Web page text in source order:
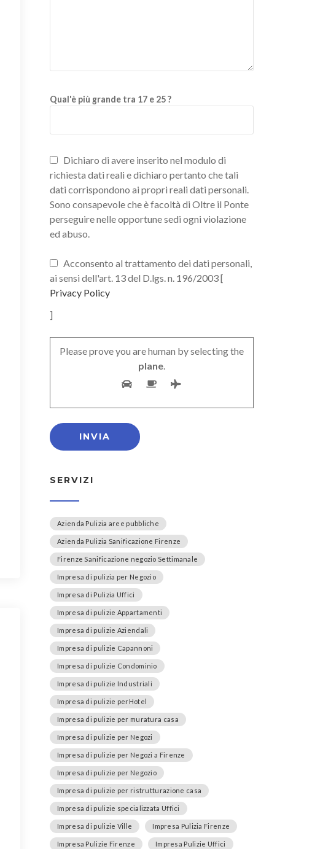
Qual'è più grande tra 17 e 25 ?
Dichiaro di avere inserito nel modulo di
richiesta dati reali e dichiaro pertanto che tali
dati corrispondono ai propri reali dati personali.
Sono consapevole che è facoltà di Oltre il Ponte
perseguire nelle opportune sedi ogni violazione
ed abuso.
Acconsento al trattamento dei dati personali,
ai sensi dell'art. 13 del D.lgs. n. 196/2003 [
Privacy Policy
]
Please prove you are human by selecting the
plane.
SERVIZI
Azienda Pulizia aree pubbliche
Azienda Pulizia Sanificazione Firenze
Firenze Sanificazione negozio Settimanale
Impresa di pulizia per Negozio
Impresa di Pulizia Uffici
Impresa di pulizie Appartamenti
Impresa di pulizie Aziendali
Impresa di pulizie Capannoni
Impresa di pulizie Condominio
Impresa di pulizie Industriali
Impresa di pulizie perHotel
Impresa di pulizie per muratura casa
Impresa di pulizie per Negozi
Impresa di pulizie per Negozi a Firenze
Impresa di pulizie per Negozio
Impresa di pulizie per ristrutturazione casa
Impresa di pulizie specializzata Uffici
Impresa di pulizie Ville Impresa Pulizia Firenze
Impresa Pulizie Firenze Impresa Pulizie Uffici